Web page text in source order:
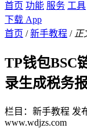
首页 功能 服务 工具
下载 App
首页 / 新手教程 / 正
TP钱包BSC
录生成税务
栏目：新手教程 发
www.wdjzs.com